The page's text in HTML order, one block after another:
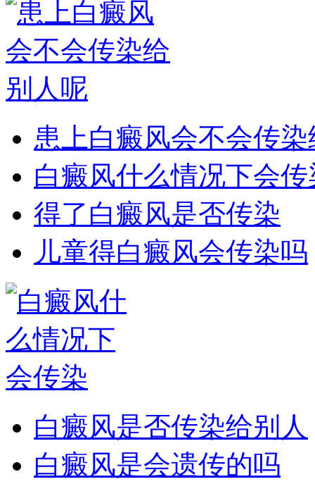
患上白癜风会不会传
白癜风什么情况下会传
得了白癜风是否传染
儿童得白癜风会传染吗
白癜风是否传染给别人
白癜风是会遗传的吗